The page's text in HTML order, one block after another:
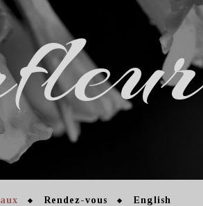
Rendez-vous English